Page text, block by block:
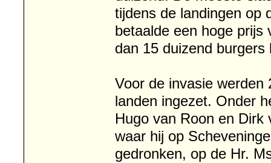
tijdens de landingen op
betaalde een hoge prijs
dan 15 duizend
Voor de invasie werden
landen ingezet. Onder
Hugo van Roon en
waar hij op
gedronken, op de Hr.